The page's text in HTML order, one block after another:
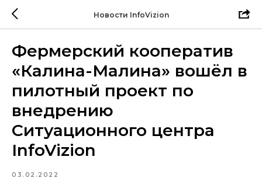
Новости InfoVizion
Фермерский кооператив
«Калина-Малина» вошёл в
пилотный проект по
внедрению
Ситуационного центра
InfoVizion
03.02.2022